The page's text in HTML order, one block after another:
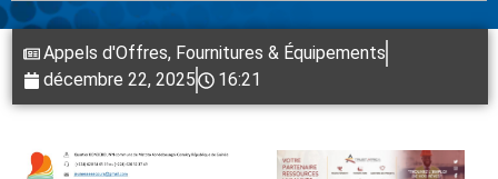
Appels d'Offres, Fournitures & Équipements
décembre 22, 2025
16:21